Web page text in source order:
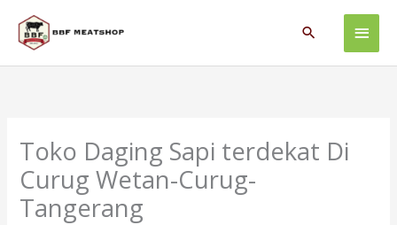
content
Main
Search
Toko Daging Sapi terdekat Di
Curug Wetan-Curug-
Tangerang